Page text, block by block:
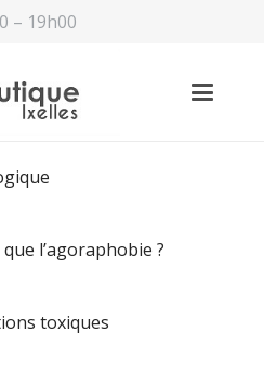
– 19h00
l’agoraphobie ?
toxiques